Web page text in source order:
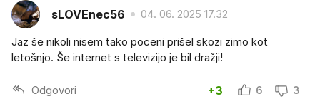
sLOVEnec56 04. 06. 2025 17.32
Jaz še nikoli nisem tako poceni prišel skozi zimo kot
letošnjo. Še internet s televizijo je bil dražji!
Odgovori +3 6 3